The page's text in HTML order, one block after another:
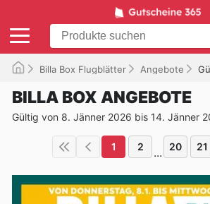
Billa Box Flugblätter Angebote
BILLA BOX ANGEBOTE
Gültig von 8. Jänner 2026 bis 14. Jänner
1 2 ... 20 21